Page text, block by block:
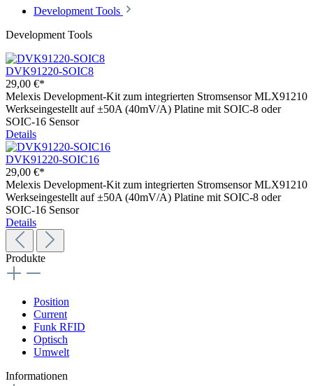
Development Tools
Development Tools
DVK91220-SOIC8
29,00 €*
Melexis Development-Kit zum integrierten Stromsensor MLX91210
Werkseingestellt auf ±50A (40mV/A) Platine mit SOIC-8 oder
SOIC-16 Sensor
Details
DVK91220-SOIC16
29,00 €*
Melexis Development-Kit zum integrierten Stromsensor MLX91210
Werkseingestellt auf ±50A (40mV/A) Platine mit SOIC-8 oder
SOIC-16 Sensor
Details
Produkte
Position
Current
Funk RFID
Optisch
Umwelt
Informationen